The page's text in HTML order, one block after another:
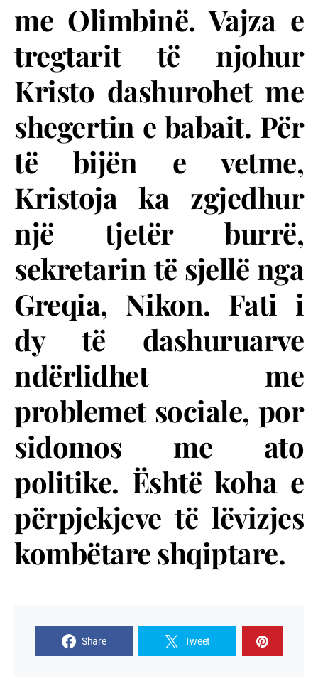
me Olimbinë. Vajza e
tregtarit të njohur
Kristo dashurohet me
shegertin e babait. Për
të bijën e vetme,
Kristoja ka zgjedhur
një tjetër burrë,
sekretarin të sjellë nga
Greqia, Nikon. Fati i
dy të dashuruarve
ndërlidhet me
problemet sociale, por
sidomos me ato
politike. Është koha e
përpjekjeve të lëvizjes
kombëtare shqiptare.
Share Tweet